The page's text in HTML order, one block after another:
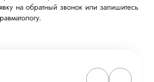
на обратный звонок или запишитесь